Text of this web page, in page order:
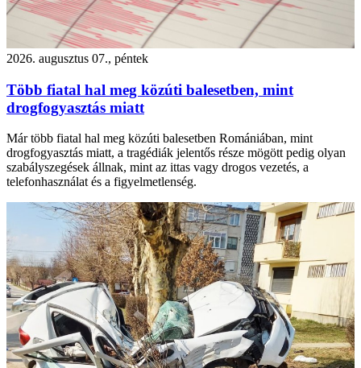
2026. augusztus 07., péntek
Több fiatal hal meg közúti balesetben, mint
drogfogyasztás miatt
Már több fiatal hal meg közúti balesetben Romániában, mint
drogfogyasztás miatt, a tragédiák jelentős része mögött pedig olyan
szabályszegések állnak, mint az ittas vagy drogos vezetés, a
telefonhasználat és a figyelmetlenség.